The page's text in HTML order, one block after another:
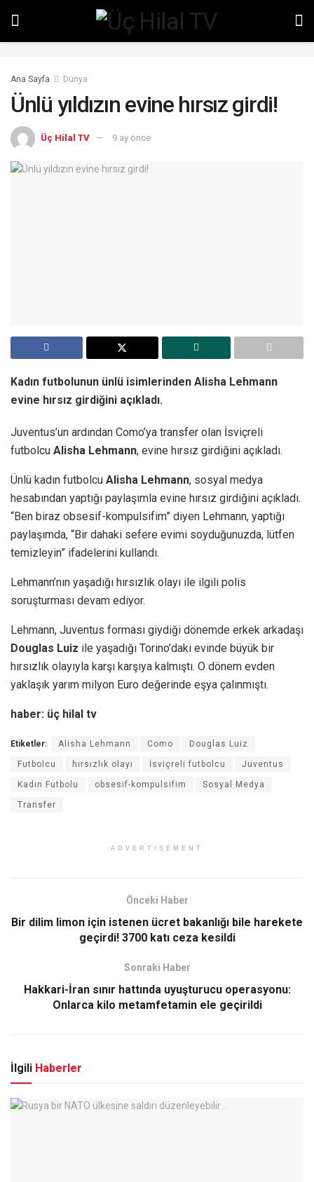
Ana Sayfa Dünya
Ünlü yıldızın evine hırsız girdi!
Üç Hilal TV 9 ay önce
Kadın futbolunun ünlü isimlerinden Alisha Lehmann
evine hırsız girdiğini açıkladı.
Juventus’un ardından Como’ya transfer olan İsviçreli
futbolcu Alisha Lehmann, evine hırsız girdiğini açıkladı.
Ünlü kadın futbolcu Alisha Lehmann, sosyal medya
hesabından yaptığı paylaşımla evine hırsız girdiğini açıkladı.
“Ben biraz obsesif-kompulsifim” diyen Lehmann, yaptığı
paylaşımda, “Bir dahaki sefere evimi soyduğunuzda, lütfen
temizleyin” ifadelerini kullandı.
Lehmann’nın yaşadığı hırsızlık olayı ile ilgili polis
soruşturması devam ediyor.
Lehmann, Juventus forması giydiği dönemde erkek arkadaşı
Douglas Luiz ile yaşadığı Torino’daki evinde büyük bir
hırsızlık olayıyla karşı karşıya kalmıştı. O dönem evden
yaklaşık yarım milyon Euro değerinde eşya çalınmıştı.
haber: üç hilal tv
Etiketler: Alisha Lehmann Como Douglas Luiz
Futbolcu hırsızlık olayı İsviçreli futbolcu Juventus
Kadın Futbolu obsesif-kompulsifim Sosyal Medya
Transfer
ADVERTISEMENT
Önceki Haber
Bir dilim limon için istenen ücret bakanlığı bile harekete
geçirdi! 3700 katı ceza kesildi
Sonraki Haber
Hakkari-İran sınır hattında uyuşturucu operasyonu:
Onlarca kilo metamfetamin ele geçirildi
İlgili Haberler